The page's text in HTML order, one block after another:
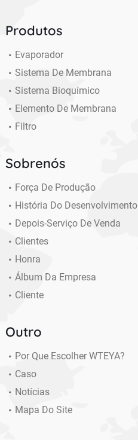
Produtos
Evaporador
Sistema De Membrana
Sistema Bioquímico
Elemento De Membrana
Filtro
Sobrenós
Força De Produção
História Do Desenvolvimento
Depois-Serviço De Venda
Clientes
Honra
Álbum Da Empresa
Cliente
Outro
Por Que Escolher WTEYA?
Caso
Notícias
Mapa Do Site